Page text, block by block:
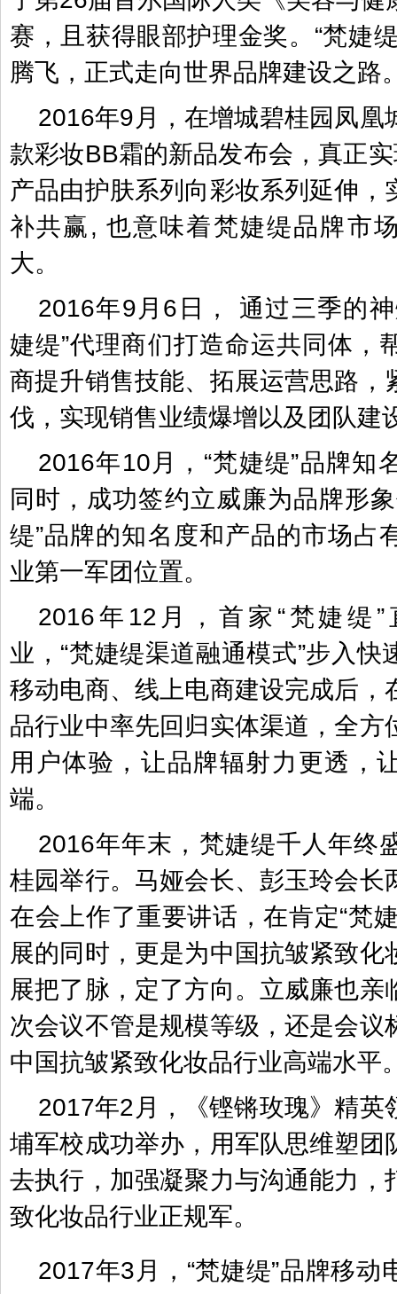
赛，且获得眼部护理金奖。“梵婕
腾飞，正式走向世界品牌建设之路
2016年9月，在增城碧桂园凤凰
款彩妆BB霜的新品发布会，真正实
产品由护肤系列向彩妆系列延伸，
补共赢, 也意味着梵婕缇品牌市
大。
2016年9月6日， 通过三季的
婕缇”代理商们打造命运共同体，
商提升销售技能、拓展运营思路，
伐，实现销售业绩爆增以及团队建
2016年10月，“梵婕缇”品牌知
同时，成功签约立威廉为品牌形
缇”品牌的知名度和产品的市场占
业第一军团位置。
2016年12月，首家“梵婕缇
业，“梵婕缇渠道融通模式”步入快
移动电商、线上电商建设完成后，
品行业中率先回归实体渠道，全方
用户体验，让品牌辐射力更透，
端。
2016年年末，梵婕缇千人年终
桂园举行。马娅会长、彭玉玲会长
在会上作了重要讲话，在肯定“梵
展的同时，更是为中国抗皱紧致化
展把了脉，定了方向。立威廉也亲
次会议不管是规模等级，还是会议
中国抗皱紧致化妆品行业高端水平
2017年2月，《铿锵玫瑰》精英
埔军校成功举办，用军队思维塑团
去执行，加强凝聚力与沟通能力，
致化妆品行业正规军。
2017年3月，“梵婕缇”品牌移动